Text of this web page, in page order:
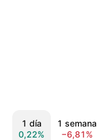
1 día
0,22%
1 semana
−6,81%